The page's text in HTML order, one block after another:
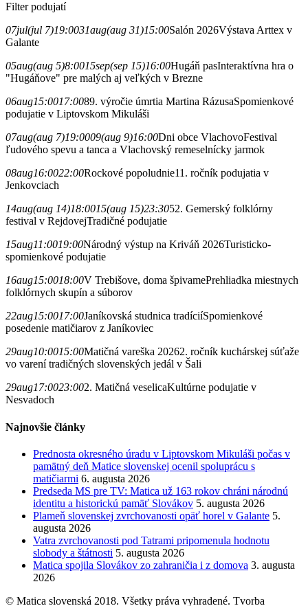
Filter podujatí
07jul(jul 7)19:0031aug(aug 31)15:00Salón 2026Výstava Arttex v
Galante
05aug(aug 5)8:0015sep(sep 15)16:00Hugáň pasInteraktívna hra o
"Hugáňove" pre malých aj veľkých v Brezne
06aug15:0017:0089. výročie úmrtia Martina RázusaSpomienkové
podujatie v Liptovskom Mikuláši
07aug(aug 7)19:0009(aug 9)16:00Dni obce VlachovoFestival
ľudového spevu a tanca a Vlachovský remeselnícky jarmok
08aug16:0022:00Rockové popoludnie11. ročník podujatia v
Jenkovciach
14aug(aug 14)18:0015(aug 15)23:3052. Gemerský folklórny
festival v RejdovejTradičné podujatie
15aug11:0019:00Národný výstup na Kriváň 2026Turisticko-
spomienkové podujatie
16aug15:0018:00V Trebišove, doma špivamePrehliadka miestnych
folklórnych skupín a súborov
22aug15:0017:00Janíkovská studnica tradíciíSpomienkové
posedenie matičiarov z Janíkoviec
29aug10:0015:00Matičná vareška 20262. ročník kuchárskej súťaže
vo varení tradičných slovenských jedál v Šali
29aug17:0023:002. Matičná veselicaKultúrne podujatie v
Nesvadoch
Najnovšie články
Prednosta okresného úradu v Liptovskom Mikuláši počas v
pamätný deň Matice slovenskej ocenil spoluprácu s
matičiarmi 6. augusta 2026
Predseda MS pre TV: Matica už 163 rokov chráni národnú
identitu a historickú pamäť Slovákov 5. augusta 2026
Plameň slovenskej zvrchovanosti opäť horel v Galante 5.
augusta 2026
Vatra zvrchovanosti pod Tatrami pripomenula hodnotu
slobody a štátnosti 5. augusta 2026
Matica spojila Slovákov zo zahraničia i z domova 3. augusta
2026
© Matica slovenská 2018. Všetky práva vyhradené. Tvorba